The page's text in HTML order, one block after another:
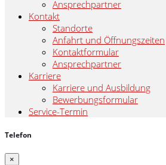
Ansprechpartner
Kontakt
Standorte
Anfahrt und Öffnungszeiten
Kontaktformular
Ansprechpartner
Karriere
Karriere und Ausbildung
Bewerbungsformular
Service-Termin
Telefon
×